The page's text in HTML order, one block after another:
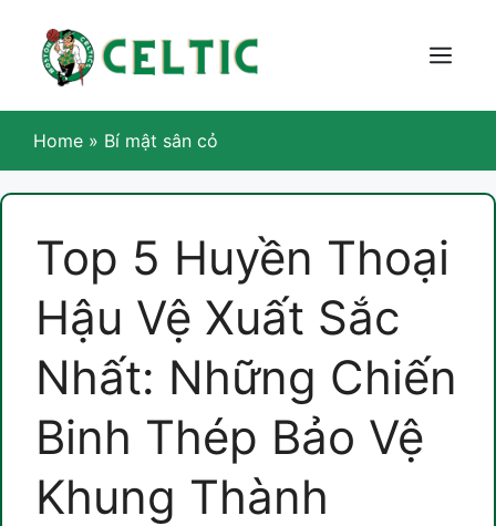
content
Menu
Home » Bí mật sân cỏ
Top 5 Huyền Thoại
Hậu Vệ Xuất Sắc
Nhất: Những Chiến
Binh Thép Bảo Vệ
Khung Thành